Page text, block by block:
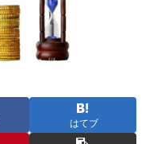
はてブ